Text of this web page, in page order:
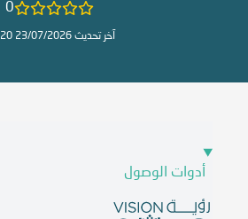
0
آخر تحديث 23/07/2026 17:20
أدوات الوصول